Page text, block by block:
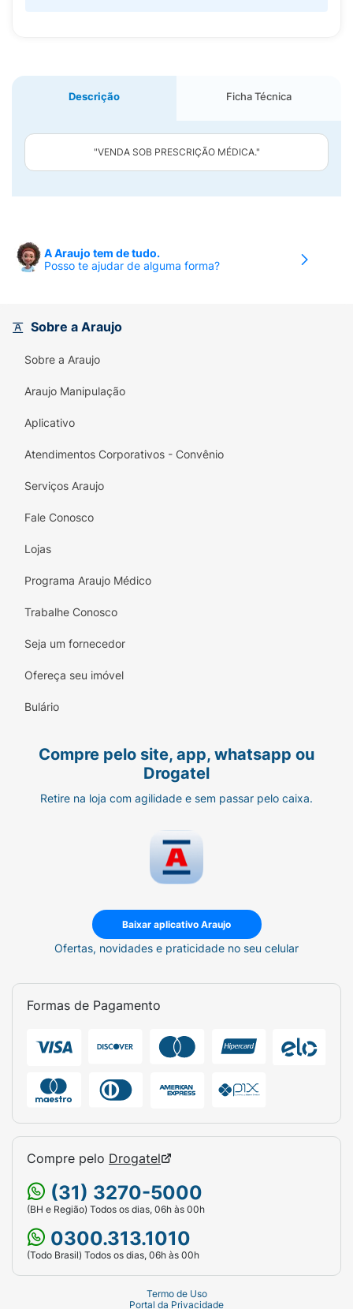
Descrição Ficha Técnica
"VENDA SOB PRESCRIÇÃO MÉDICA."
A Araujo tem de tudo.
Posso te ajudar de alguma forma?
Sobre a Araujo
Sobre a Araujo
Araujo Manipulação
Aplicativo
Atendimentos Corporativos - Convênio
Serviços Araujo
Fale Conosco
Lojas
Programa Araujo Médico
Trabalhe Conosco
Seja um fornecedor
Ofereça seu imóvel
Bulário
Compre pelo site, app, whatsapp ou
Drogatel
Retire na loja com agilidade e sem passar pelo caixa.
Baixar aplicativo Araujo
Ofertas, novidades e praticidade no seu celular
Formas de Pagamento
Compre pelo Drogatel
(31) 3270-5000
(BH e Região) Todos os dias, 06h às 00h
0300.313.1010
(Todo Brasil) Todos os dias, 06h às 00h
Termo de Uso
Portal da Privacidade